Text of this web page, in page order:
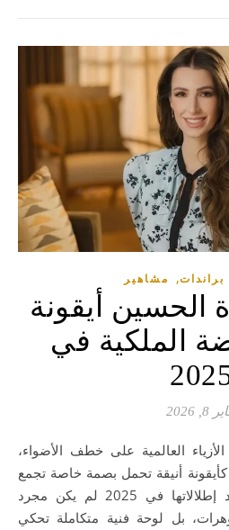
براندات, مشاهير
الحسين أيقونة
الملكية في
8, 2026
أنيقة تحمل بصمة خاصة تجمع
بين الأصالة والحداثة. حصاد إطلالاتها في 2025 لم يكن مجرد
بل لوحة فنية متكاملة تحكي